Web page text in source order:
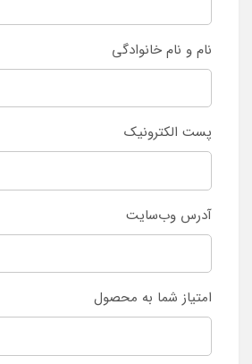
نام و نام خانوادگی
پست الکترونیک
آدرس وب‌سایت
امتیاز شما به محصول